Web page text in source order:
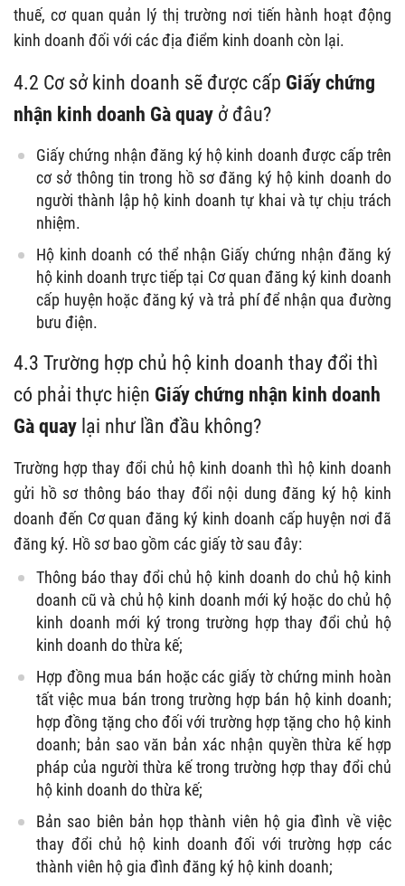
thuế, cơ quan quản lý thị trường nơi tiến hành hoạt động
kinh doanh đối với các địa điểm kinh doanh còn lại.
4.2 Cơ sở kinh doanh sẽ được cấp Giấy chứng
nhận kinh doanh Gà quay ở đâu?
Giấy chứng nhận đăng ký hộ kinh doanh được cấp trên
cơ sở thông tin trong hồ sơ đăng ký hộ kinh doanh do
người thành lập hộ kinh doanh tự khai và tự chịu trách
nhiệm.
Hộ kinh doanh có thể nhận Giấy chứng nhận đăng ký
hộ kinh doanh trực tiếp tại Cơ quan đăng ký kinh doanh
cấp huyện hoặc đăng ký và trả phí để nhận qua đường
bưu điện.
4.3 Trường hợp chủ hộ kinh doanh thay đổi thì
có phải thực hiện Giấy chứng nhận kinh doanh
Gà quay lại như lần đầu không?
Trường hợp thay đổi chủ hộ kinh doanh thì hộ kinh doanh
gửi hồ sơ thông báo thay đổi nội dung đăng ký hộ kinh
doanh đến Cơ quan đăng ký kinh doanh cấp huyện nơi đã
đăng ký. Hồ sơ bao gồm các giấy tờ sau đây:
Thông báo thay đổi chủ hộ kinh doanh do chủ hộ kinh
doanh cũ và chủ hộ kinh doanh mới ký hoặc do chủ hộ
kinh doanh mới ký trong trường hợp thay đổi chủ hộ
kinh doanh do thừa kế;
Hợp đồng mua bán hoặc các giấy tờ chứng minh hoàn
tất việc mua bán trong trường hợp bán hộ kinh doanh;
hợp đồng tặng cho đối với trường hợp tặng cho hộ kinh
doanh; bản sao văn bản xác nhận quyền thừa kế hợp
pháp của người thừa kế trong trường hợp thay đổi chủ
hộ kinh doanh do thừa kế;
Bản sao biên bản họp thành viên hộ gia đình về việc
thay đổi chủ hộ kinh doanh đối với trường hợp các
thành viên hộ gia đình đăng ký hộ kinh doanh;